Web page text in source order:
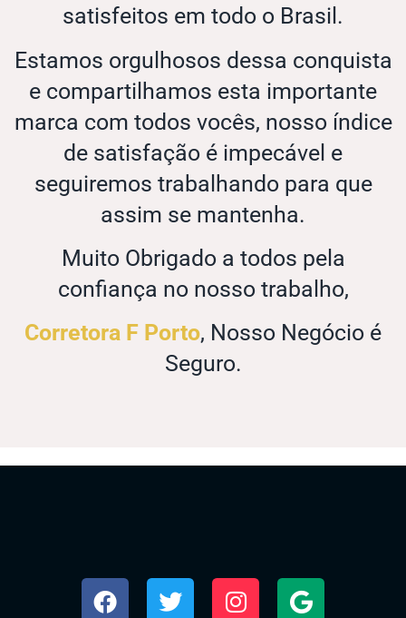
satisfeitos em todo o Brasil.
Estamos orgulhosos dessa conquista
e compartilhamos esta importante
marca com todos vocês, nosso índice
de satisfação é impecável e
seguiremos trabalhando para que
assim se mantenha.
Muito Obrigado a todos pela
confiança no nosso trabalho,
Corretora F Porto, Nosso Negócio é
Seguro.